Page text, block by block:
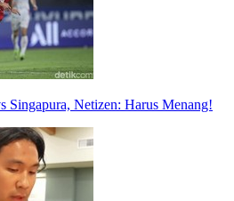
Singapura, Netizen: Harus Menang!